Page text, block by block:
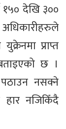
१५० देखि ३००
अधिकारीहरुले
प्राप्त
छ ।
नसक्ने
नजिकिँदै